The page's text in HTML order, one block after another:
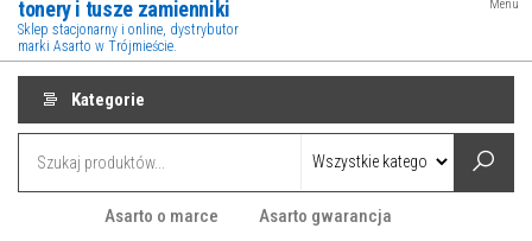
tonery i tusze zamienniki
Sklep stacjonarny i online, dystrybutor
marki Asarto w Trójmieście.
Menu
Kategorie
Asarto o marce Asarto gwarancja